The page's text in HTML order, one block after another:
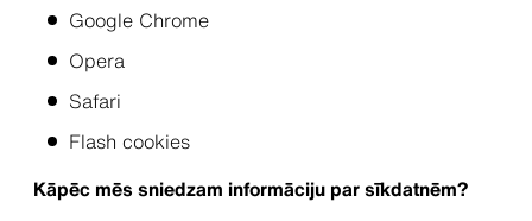
Google Chrome
Opera
Safari
Flash cookies
Kāpēc mēs sniedzam informāciju par sīkdatnēm?